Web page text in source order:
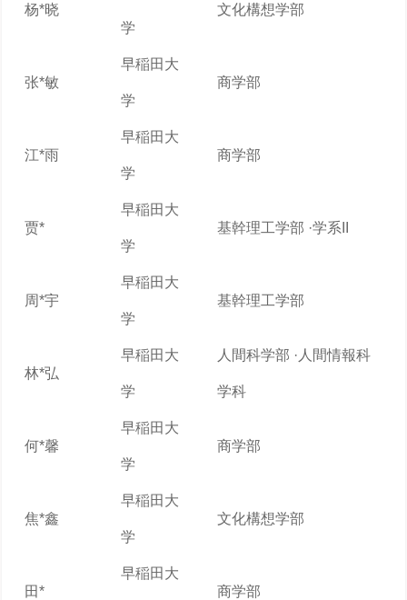
杨*晓
学
文化構想学部
张*敏
早稲田大
学
商学部
江*雨
早稲田大
学
商学部
贾*
早稲田大
学
基幹理工学部 ·学系II
周*宇
早稲田大
学
基幹理工学部
林*弘
早稲田大
学
人間科学部 ·人間情報科
学科
何*馨
早稲田大
学
商学部
焦*鑫
早稲田大
学
文化構想学部
田*
早稲田大
商学部